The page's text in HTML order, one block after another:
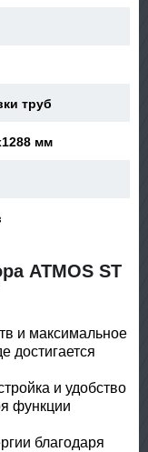
труб
мм
ATMOS ST
и максимальное
достигается
и удобство
функции
благодаря